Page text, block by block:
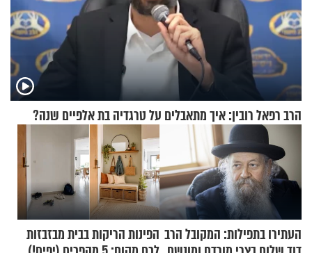
הרב רפאל רובין: איך מתאבלים על טרגדיה בת אלפיים שנה?
העתירו בתפילות: המקובל הרב הפינות הריקות בבית מבזבזות